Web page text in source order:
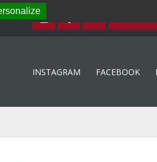
INSTAGRAM FACEBOOK